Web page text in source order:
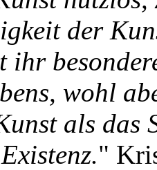
der
ihr
wohl
als das
"